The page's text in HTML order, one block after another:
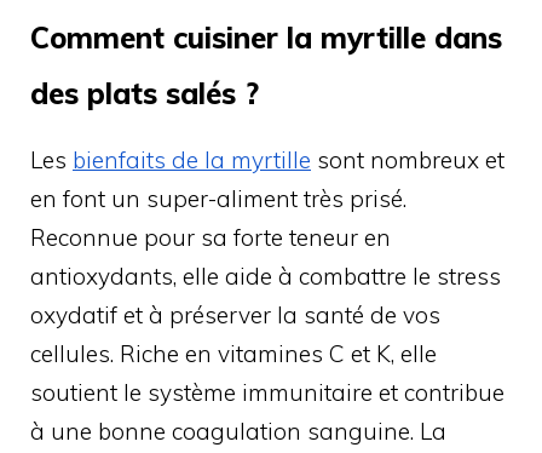
Comment cuisiner la myrtille dans
des plats salés ?
Les bienfaits de la myrtille sont nombreux et
en font un super-aliment très prisé.
Reconnue pour sa forte teneur en
antioxydants, elle aide à combattre le stress
oxydatif et à préserver la santé de vos
cellules. Riche en vitamines C et K, elle
soutient le système immunitaire et contribue
à une bonne coagulation sanguine. La